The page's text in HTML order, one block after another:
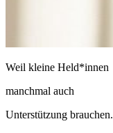
Weil kleine Held*innen
manchmal auch
Unterstützung brauchen.